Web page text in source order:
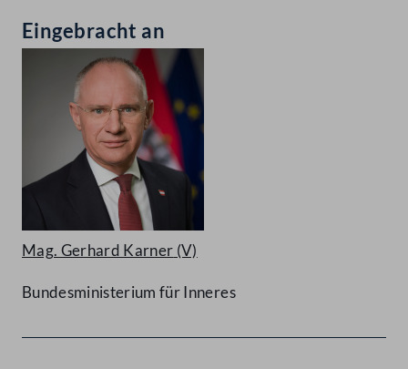
Eingebracht an
Mag. Gerhard Karner (V)
Bundesministerium für Inneres